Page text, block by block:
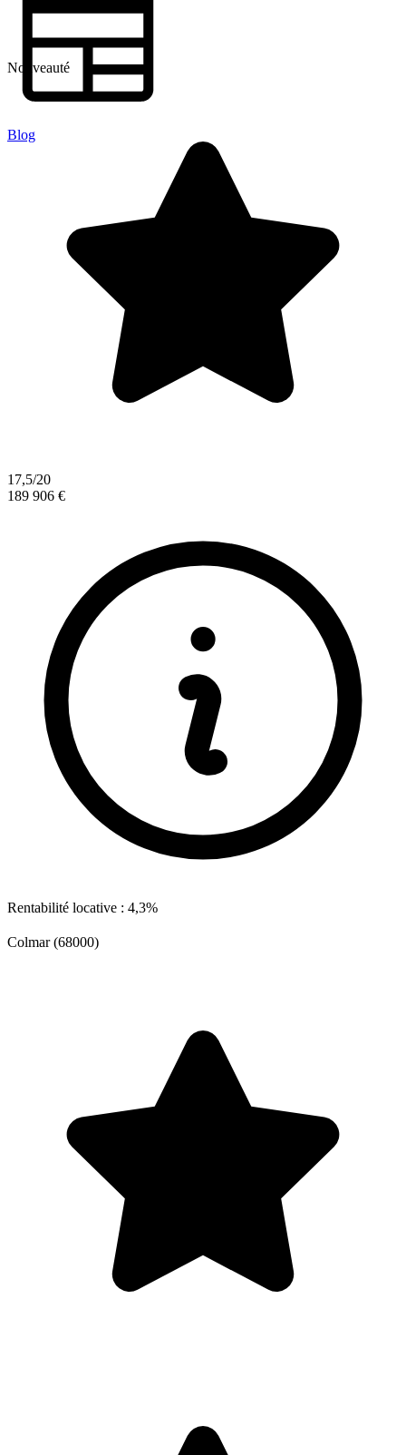
Blog
Nouveauté
17,5/20
189 906 €
Rentabilité locative : 4,3%
Colmar (68000)